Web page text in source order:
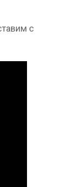
с